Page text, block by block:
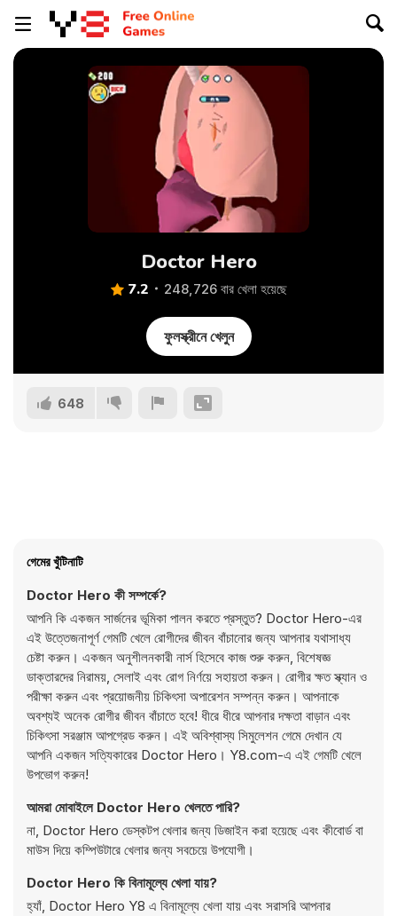
Doctor Hero
7.2 248,726 বার খেলা হয়েছে
ফুলস্ক্রীনে খেলুন
648
গেমের খুঁটিনাটি
Doctor Hero কী সম্পর্কে?
আপনি কি একজন সার্জনের ভূমিকা পালন করতে প্রস্তুত? Doctor Hero-এর
এই উত্তেজনাপূর্ণ গেমটি খেলে রোগীদের জীবন বাঁচানোর জন্য আপনার যথাসাধ্য
চেষ্টা করুন। একজন অনুশীলনকারী নার্স হিসেবে কাজ শুরু করুন, বিশেষজ্ঞ
ডাক্তারদের নিরাময়, সেলাই এবং রোগ নির্ণয়ে সহায়তা করুন। রোগীর ক্ষত স্ক্যান ও
পরীক্ষা করুন এবং প্রয়োজনীয় চিকিৎসা অপারেশন সম্পন্ন করুন। আপনাকে
অবশ্যই অনেক রোগীর জীবন বাঁচাতে হবে! ধীরে ধীরে আপনার দক্ষতা বাড়ান এবং
চিকিৎসা সরঞ্জাম আপগ্রেড করুন। এই অবিশ্বাস্য সিমুলেশন গেমে দেখান যে
আপনি একজন সত্যিকারের Doctor Hero। Y8.com-এ এই গেমটি খেলে
উপভোগ করুন!
আমরা মোবাইলে Doctor Hero খেলতে পারি?
না, Doctor Hero ডেস্কটপ খেলার জন্য ডিজাইন করা হয়েছে এবং কীবোর্ড বা
মাউস দিয়ে কম্পিউটারে খেলার জন্য সবচেয়ে উপযোগী।
Doctor Hero কি বিনামূল্যে খেলা যায়?
হ্যাঁ, Doctor Hero Y8 এ বিনামূল্যে খেলা যায় এবং সরাসরি আপনার